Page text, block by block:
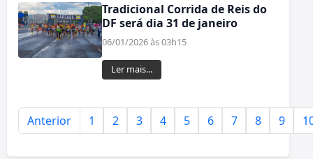
Tradicional Corrida de Reis do
DF será dia 31 de janeiro
06/01/2026 às 03h15
Ler mais...
Anterior 1 2 3 4 5 6 7 8 9